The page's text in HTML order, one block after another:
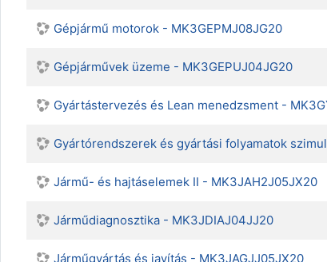
Gépjármű motorok - MK3GEPMJ08JG20
Gépjárművek üzeme - MK3GEPUJ04JG20
Gyártástervezés és Lean menedzsment -
Gyártórendszerek és gyártási folyamatok
Jármű- és hajtáselemek II - MK3JAH2J05JX20
Járműdiagnosztika - MK3JDIAJ04JJ20
Járműgyártás és javítás - MK3JAGJJ05JX20